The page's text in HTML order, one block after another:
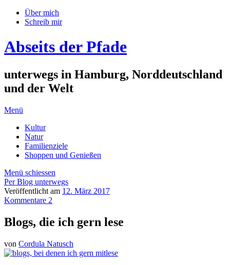
Über mich
Schreib mir
Abseits der Pfade
unterwegs in Hamburg, Norddeutschland
und der Welt
Menü
Kultur
Natur
Familienziele
Shoppen und Genießen
Menü schiessen
Per Blog unterwegs
Veröffentlicht am 12. März 2017
Kommentare 2
Blogs, die ich gern lese
von Cordula Natusch